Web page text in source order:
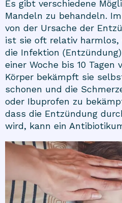
Es gibt verschiedene
Mandeln zu behandeln.
von der Ursache der
ist sie oft relativ harmlos,
die Infektion
einer Woche bis 10
Körper bekämpft sie
schonen und die
oder Ibuprofen zu
dass die Entzündung
wird, kann ein